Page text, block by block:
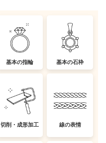
基本の指輪 基本の石枠
切削・成形加工 線の表情